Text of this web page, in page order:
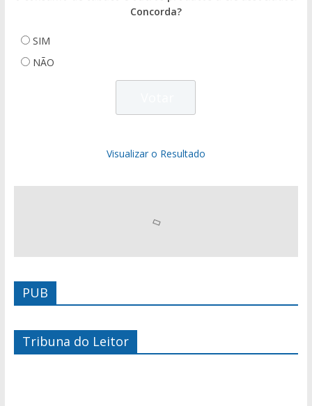
Concorda?
SIM
NÃO
Visualizar o Resultado
PUB
Tribuna do Leitor